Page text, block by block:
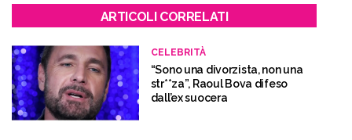
ARTICOLI CORRELATI
CELEBRITÀ
“Sono una divorzista, non una
str**za”, Raoul Bova difeso
dall’ex suocera